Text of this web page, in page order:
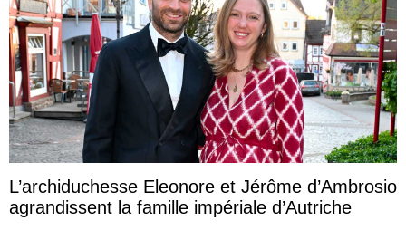
L’archiduchesse Eleonore et Jérôme d’Ambrosio
agrandissent la famille impériale d’Autriche